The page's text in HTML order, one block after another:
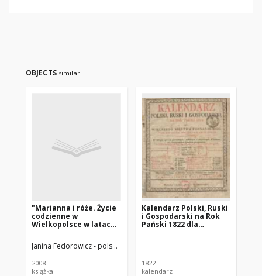
OBJECTS similar
"Marianna i róże. Życie
codzienne w
Wielkopolsce w latach
rodzinnej"
Janina Fedorowicz - polska pisarka
2008
książka
Kalendarz Polski, Ruski
i Gospodarski na Rok
Pański 1822 dla
dni 365
1822
kalendarz